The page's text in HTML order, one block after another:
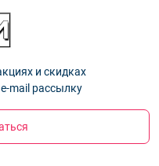
для мальчиков 54 р.
для мальчиков 54 р.
и скидках
mail рассылку